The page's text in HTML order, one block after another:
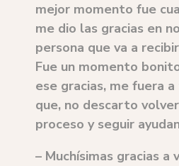
mejor momento fue
me dio las gracias en
persona que va a
Fue un momento
ese gracias, me fuera
que, no descarto
proceso y seguir
– Muchísimas gracias a